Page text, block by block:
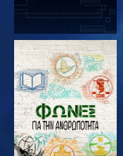
ΕΞΕΡΕΥΝΗΣΤΕ ΤΗ
ΣΕΙΡΑ